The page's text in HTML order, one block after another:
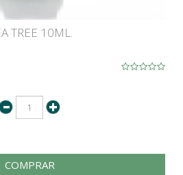
TREE 10ML.
COMPRAR